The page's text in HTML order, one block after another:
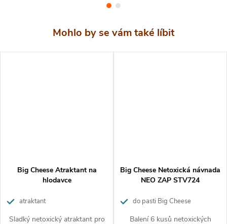
Rozměry nosiče
Big Cheese Atraktant na
hlodavce
atraktant
Sladký netoxický atraktant pro
Big Cheese Netoxická návnada
NEO ZAP STV724
do pasti Big Cheese
Balení 6 kusů netoxických